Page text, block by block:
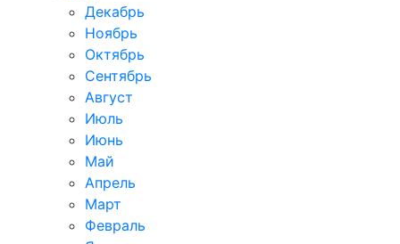
Декабрь
Ноябрь
Октябрь
Сентябрь
Август
Июль
Июнь
Май
Апрель
Март
Февраль